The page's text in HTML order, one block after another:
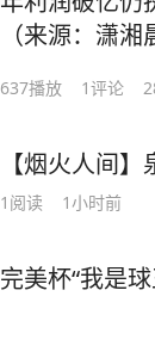
（来源：潇
637播放 1评论
【烟火人间
1 阅读 1小时前
完美杯“我是